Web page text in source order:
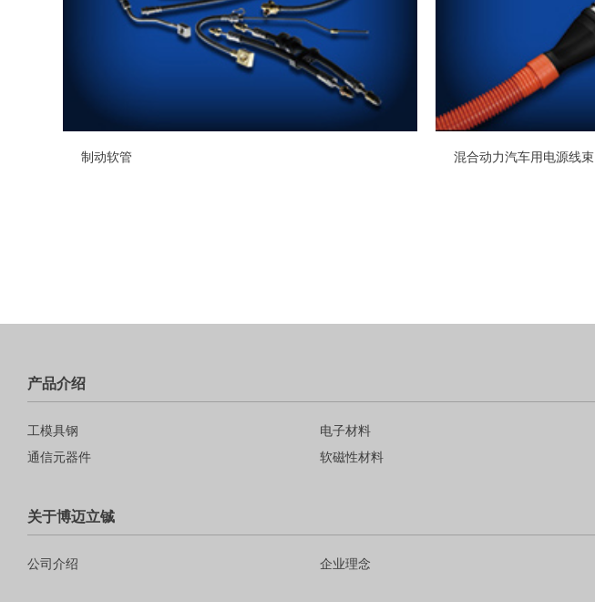
制动软管 混合动力汽车用电源线束
产品介绍
工模具钢
通信元器件
电子材料
软磁性材料
关于博迈立铖
公司介绍 企业理念